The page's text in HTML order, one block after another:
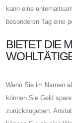
kann eine
besonderen Tag eine
BIETET DIE
Wenn Sie im Namen
können Sie Geld
zurückzugeben.